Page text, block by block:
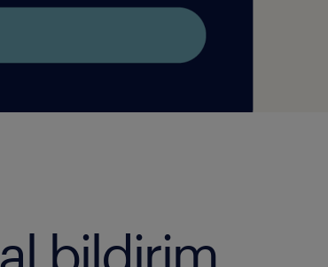
bildirim